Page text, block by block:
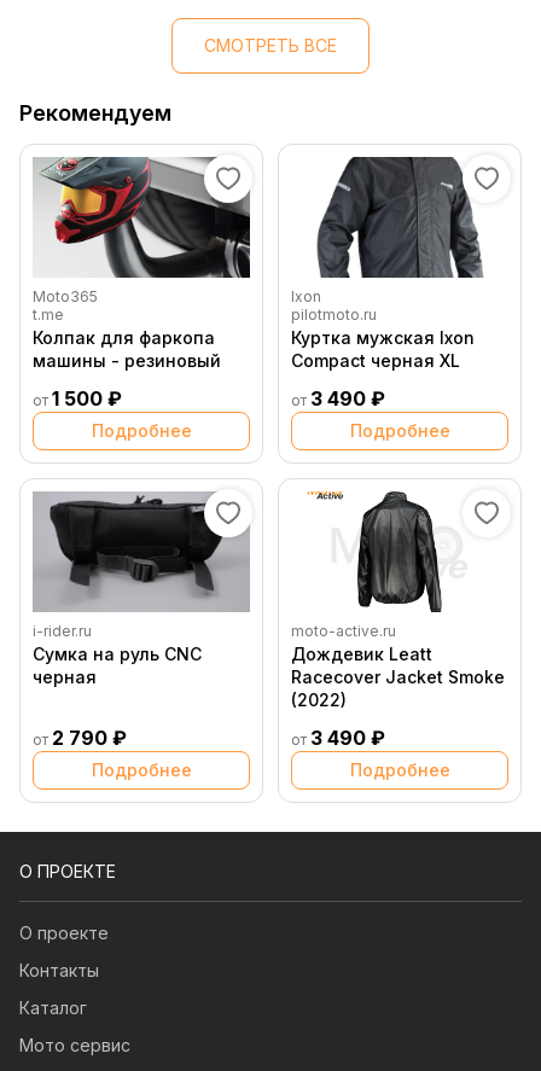
СМОТРЕТЬ ВСЕ
Рекомендуем
Moto365
t.me
Колпак для фаркопа
машины - резиновый
от 1 500 ₽
Подробнее
Ixon
pilotmoto.ru
Куртка мужская Ixon
Compact черная XL
от 3 490 ₽
Подробнее
i-rider.ru
Сумка на руль CNC
черная
от 2 790 ₽
Подробнее
moto-active.ru
Дождевик Leatt
Racecover Jacket Smoke
(2022)
от 3 490 ₽
Подробнее
О ПРОЕКТЕ
О проекте
Контакты
Каталог
Мото сервис